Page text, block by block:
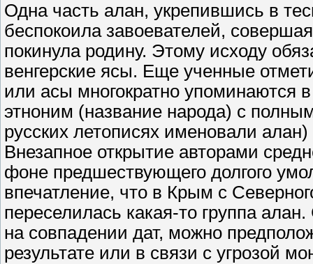
Одна часть алан, укрепившись в
беспокоила завоевателей,
покинула родину. Этому исходу
венгерские ясы. Еще ученные
или асы многократно упоминаются
этноним (название народа) с
русских летописях именовали
Внезапное открытие авторами
фоне предшествующего долгого
впечатление, что в Крым с
переселилась какая-то группа
на совпадении дат, можно
результате или в связи с угрозой